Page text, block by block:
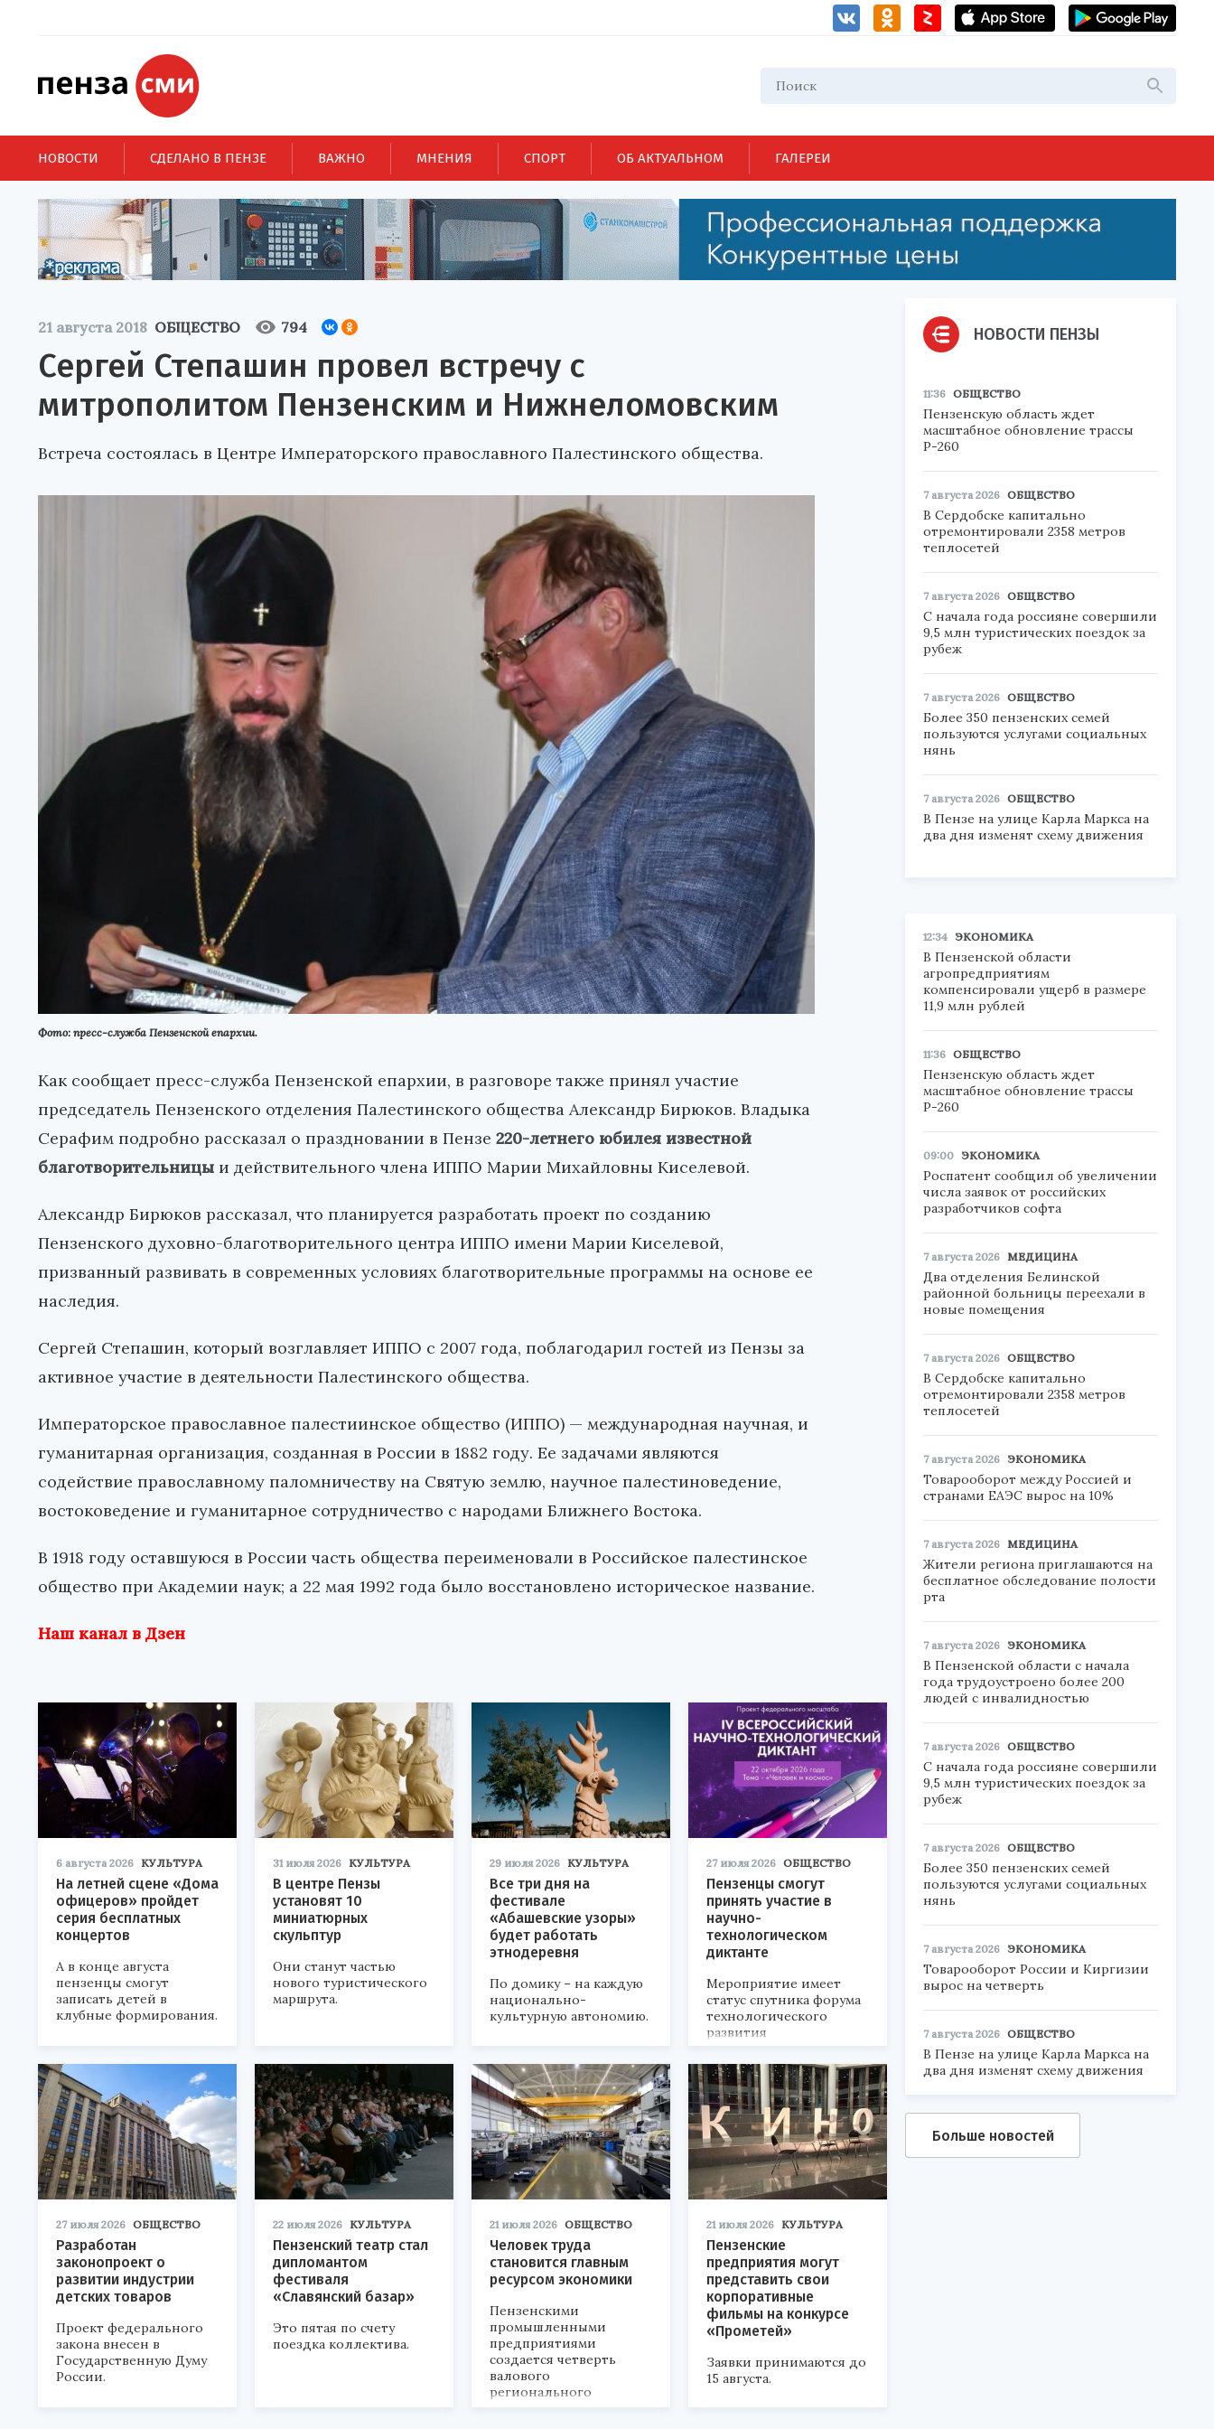
НОВОСТИ СДЕЛАНО В ПЕНЗЕ ВАЖНО МНЕНИЯ СПОРТ ОБ АКТУАЛЬНОМ ГАЛЕРЕИ
21 августа 2018 ОБЩЕСТВО 794
Сергей Степашин провел встречу с
митрополитом Пензенским и Нижнеломовским
Встреча состоялась в Центре Императорского православного Палестинского общества.
Фото: пресс-служба Пензенской епархии.
Как сообщает пресс-служба Пензенской епархии, в разговоре также принял участие
председатель Пензенского отделения Палестинского общества Александр Бирюков. Владыка
Серафим подробно рассказал о праздновании в Пензе 220-летнего юбилея известной
благотворительницы и действительного члена ИППО Марии Михайловны Киселевой.
Александр Бирюков рассказал, что планируется разработать проект по созданию
Пензенского духовно-благотворительного центра ИППО имени Марии Киселевой,
призванный развивать в современных условиях благотворительные программы на основе ее
наследия.
Сергей Степашин, который возглавляет ИППО с 2007 года, поблагодарил гостей из Пензы за
активное участие в деятельности Палестинского общества.
Императорское православное палестиинское общество (ИППО) — международная научная, и
гуманитарная организация, созданная в России в 1882 году. Ее задачами являются
содействие православному паломничеству на Святую землю, научное палестиноведение,
востоковедение и гуманитарное сотрудничество с народами Ближнего Востока.
В 1918 году оставшуюся в России часть общества переименовали в Российское палестинское
общество при Академии наук; а 22 мая 1992 года было восстановлено историческое название.
Наш канал в Дзен
6 августа 2026 КУЛЬТУРА
На летней сцене «Дома
офицеров» пройдет
серия бесплатных
концертов
А в конце августа
пензенцы смогут
записать детей в
клубные формирования.
31 июля 2026 КУЛЬТУРА
В центре Пензы
установят 10
миниатюрных
скульптур
Они станут частью
нового туристического
маршрута.
29 июля 2026 КУЛЬТУРА
Все три дня на
фестивале
«Абашевские узоры»
будет работать
этнодеревня
По домику – на каждую
национально-
культурную автономию.
27 июля 2026 ОБЩЕСТВО
Пензенцы смогут
принять участие в
научно-
технологическом
диктанте
Мероприятие имеет
статус спутника форума
технологического
развития
«Технопром-2026».
27 июля 2026 ОБЩЕСТВО
Разработан
законопроект о
развитии индустрии
детских товаров
Проект федерального
закона внесен в
Государственную Думу
России.
22 июля 2026 КУЛЬТУРА
Пензенский театр стал
дипломантом
фестиваля
«Славянский базар»
Это пятая по счету
поездка коллектива.
21 июля 2026 ОБЩЕСТВО
Человек труда
становится главным
ресурсом экономики
Пензенскими
промышленными
предприятиями
создается четверть
валового
регионального
продукта и
21 июля 2026 КУЛЬТУРА
Пензенские
предприятия могут
представить свои
корпоративные
фильмы на конкурсе
«Прометей»
Заявки принимаются до
15 августа.
НОВОСТИ ПЕНЗЫ
11:36 ОБЩЕСТВО
Пензенскую область ждет
масштабное обновление трассы
Р-260
7 августа 2026 ОБЩЕСТВО
В Сердобске капитально
отремонтировали 2358 метров
теплосетей
7 августа 2026 ОБЩЕСТВО
С начала года россияне совершили
9,5 млн туристических поездок за
рубеж
7 августа 2026 ОБЩЕСТВО
Более 350 пензенских семей
пользуются услугами социальных
нянь
7 августа 2026 ОБЩЕСТВО
В Пензе на улице Карла Маркса на
два дня изменят схему движения
12:34 ЭКОНОМИКА
В Пензенской области
агропредприятиям
компенсировали ущерб в размере
11,9 млн рублей
11:36 ОБЩЕСТВО
Пензенскую область ждет
масштабное обновление трассы
Р-260
09:00 ЭКОНОМИКА
Роспатент сообщил об увеличении
числа заявок от российских
разработчиков софта
7 августа 2026 МЕДИЦИНА
Два отделения Белинской
районной больницы переехали в
новые помещения
7 августа 2026 ОБЩЕСТВО
В Сердобске капитально
отремонтировали 2358 метров
теплосетей
7 августа 2026 ЭКОНОМИКА
Товарооборот между Россией и
странами ЕАЭС вырос на 10%
7 августа 2026 МЕДИЦИНА
Жители региона приглашаются на
бесплатное обследование полости
рта
7 августа 2026 ЭКОНОМИКА
В Пензенской области с начала
года трудоустроено более 200
людей с инвалидностью
7 августа 2026 ОБЩЕСТВО
С начала года россияне совершили
9,5 млн туристических поездок за
рубеж
7 августа 2026 ОБЩЕСТВО
Более 350 пензенских семей
пользуются услугами социальных
нянь
7 августа 2026 ЭКОНОМИКА
Товарооборот России и Киргизии
вырос на четверть
7 августа 2026 ОБЩЕСТВО
В Пензе на улице Карла Маркса на
два дня изменят схему движения
Больше новостей